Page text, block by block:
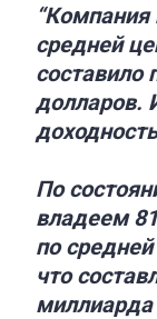
“Компания
средней
составило
долларов.
По
владеем
по
что